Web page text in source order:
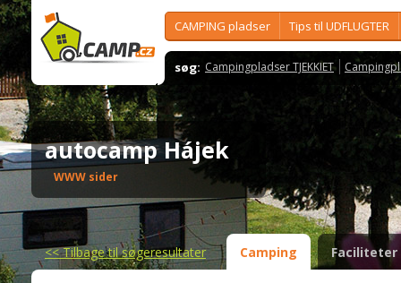
CAMPING pladser Tips til UDFLUGTER
søg: Campingpladser TJEKKIET
autocamp Hájek
WWW sider
<<Tilbage til søgeresultater Camping Faciliteter